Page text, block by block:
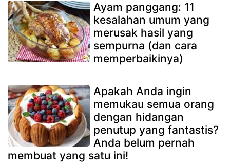
Ayam panggang: 11
kesalahan umum yang
merusak hasil yang
sempurna (dan cara
memperbaikinya)
Apakah Anda ingin
memukau semua orang
dengan hidangan
penutup yang fantastis?
Anda belum pernah
membuat yang satu ini!